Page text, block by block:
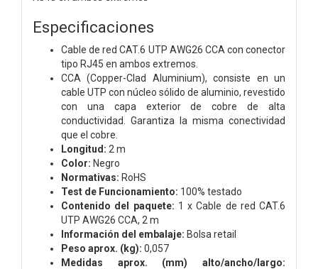
Especificaciones
Cable de red CAT.6 UTP AWG26 CCA con conector
tipo RJ45 en ambos extremos.
CCA (Copper-Clad Aluminium), consiste en un
cable UTP con núcleo sólido de aluminio, revestido
con una capa exterior de cobre de alta
conductividad. Garantiza la misma conectividad
que el cobre.
Longitud: 2 m
Color: Negro
Normativas: RoHS
Test de Funcionamiento: 100% testado
Contenido del paquete: 1 x Cable de red CAT.6
UTP AWG26 CCA, 2 m
Información del embalaje: Bolsa retail
Peso aprox. (kg): 0,057
Medidas aprox. (mm) alto/ancho/largo: